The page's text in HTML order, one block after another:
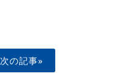
次の記事»